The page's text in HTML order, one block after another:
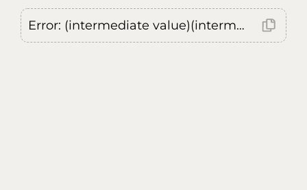
Error: (intermediate value)(intermediate value)(intermediate value).replaceAll is not a function